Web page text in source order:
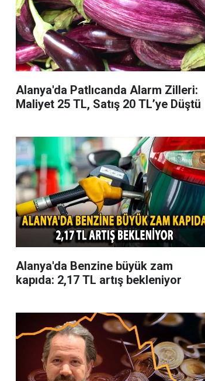
Alanya'da Patlıcanda Alarm Zilleri:
Maliyet 25 TL, Satış 20 TL’ye Düştü
Alanya'da Benzine büyük zam
kapıda: 2,17 TL artış bekleniyor